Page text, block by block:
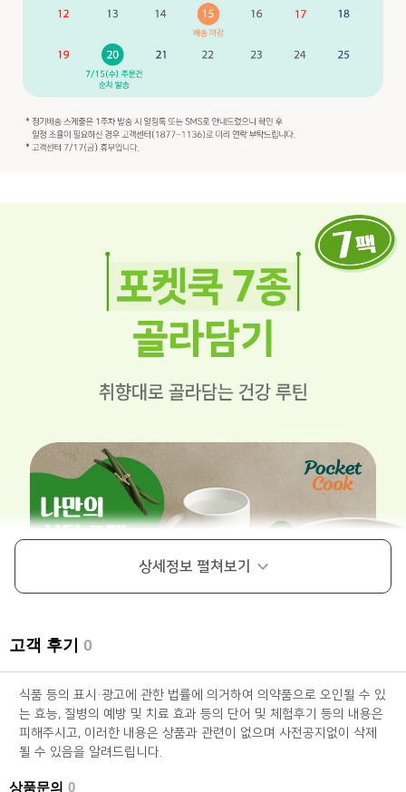
상세정보 펼쳐보기
고객 후기 0
식품 등의 표시·광고에 관한 법률에 의거하여 의약품으로 오인될 수 있
는 효능, 질병의 예방 및 치료 효과 등의 단어 및 체험후기 등의 내용은
피해주시고, 이러한 내용은 상품과 관련이 없으며 사전공지없이 삭제
될 수 있음을 알려드립니다.
상품문의 0